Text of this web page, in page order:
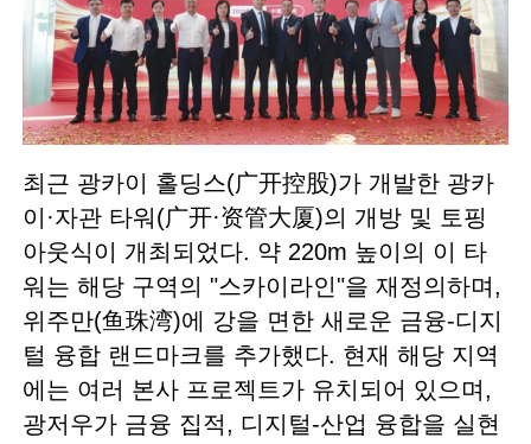
최근 광카이 홀딩스(广开控股)가 개발한 광카
이·자관 타워(广开·资管大厦)의 개방 및 토핑
아웃식이 개최되었다. 약 220m 높이의 이 타
워는 해당 구역의 "스카이라인"을 재정의하며,
위주만(鱼珠湾)에 강을 면한 새로운 금융-디지
털 융합 랜드마크를 추가했다. 현재 해당 지역
에는 여러 본사 프로젝트가 유치되어 있으며,
광저우가 금융 집적, 디지털-산업 융합을 실현